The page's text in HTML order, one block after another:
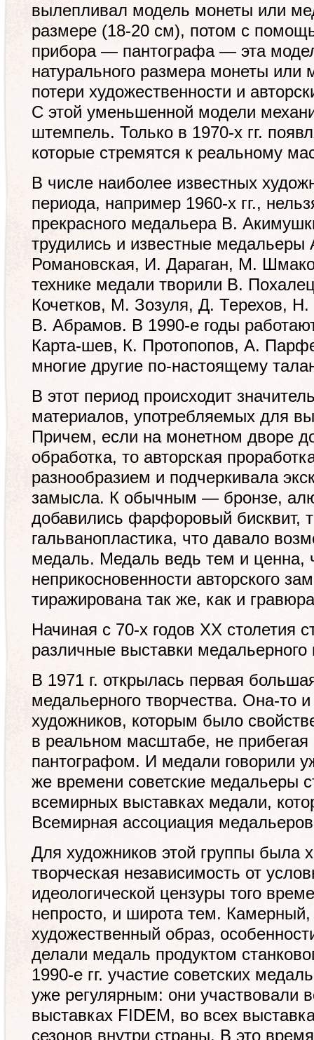
вылепливал модель монеты или
размере (18-20 см), потом с
прибора — пантографа — эта
натурального размера монеты или
потери художественности и
С этой уменьшенной модели
штемпель. Только в 1970-х гг.
которые стремятся к реальному
В числе наиболее известных
периода, например 1960-х гг.,
прекрасного медальера В.
трудились и известные
Романовская, И. Дараган, М.
технике медали творили В.
Кочетков, М. Зозуля, Д. Терехов,
В. Абрамов. В 1990-е годы
Карта-шев, К. Протопопов, А.
многие другие по-настоящему
В этот период происходит
материалов, употребляемых для
Причем, если на монетном дворе
обработка, то авторская
разнообразием и подчеркивала
замысла. К обычным — бронзе,
добавились фарфоровый бисквит,
гальванопластика, что давало
медаль. Медаль ведь тем и ценна,
неприкосновенности авторского
тиражирована так же, как и
Начиная с 70-х годов XX столетия
различные выставки медальерного
В 1971 г. открылась первая
медальерного творчества. Она-то
художников, которым было
в реальном масштабе, не
пантографом. И медали говорили
же времени советские медальеры
всемирных выставках медали,
Всемирная ассоциация
Для художников этой группы была
творческая независимость от
идеологической цензуры того
непросто, и широта тем.
художественный образ,
делали медаль продуктом
1990-е гг. участие советских
уже регулярным: они участвовали
выставках FIDEM, во всех
сезонов внутри страны. В это